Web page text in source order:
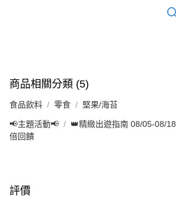
商品相關分類 (5)
食品飲料 零食 堅果/海苔
📢主題活動📢 👑精緻出遊指南 08/05-08/18
倍回饋
評價